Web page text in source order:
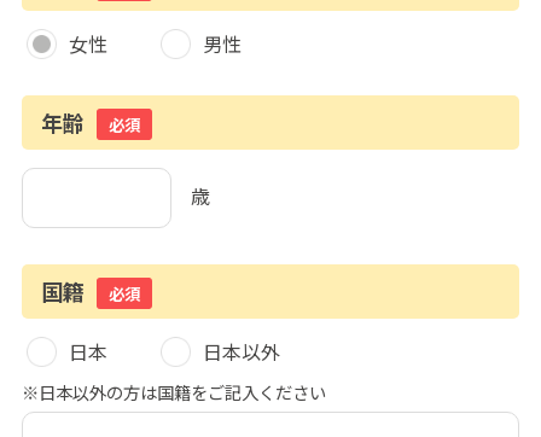
女性 男性
年齢 必須
歳
国籍 必須
日本 日本以外
※日本以外の方は国籍をご記入ください